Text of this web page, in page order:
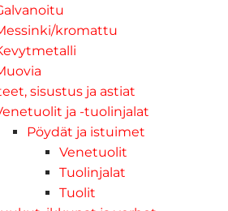
kromattu
sisustus ja astiat
ja -tuolinjalat
Pöydät ja istuimet
Venetuolit
Tuolinjalat
Tuolit